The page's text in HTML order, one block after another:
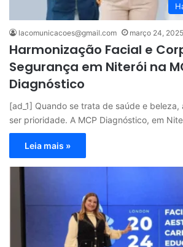
lacomunicacoes@gmail.com março 24, 2025
Harmonização Facial e
Segurança em Niterói na
Diagnóstico
[ad_1] Quando se trata de saúde e
ser prioridade. A MCP Diagnóstico, em
Leia mais »